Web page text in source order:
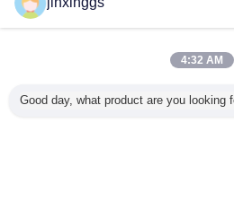
Trust Seal
Wszystkie produkty
4:32 AM
Good day, what product are you looking